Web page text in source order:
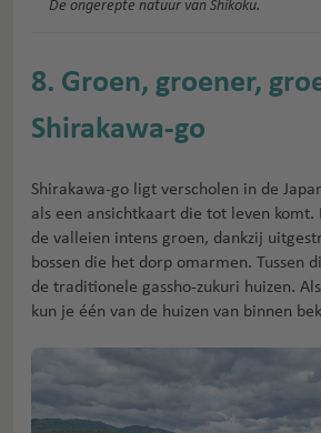
De ongerepte natuur van Shikoku.
8. Groen, groener,
Shirakawa-go
Shirakawa-go ligt verscholen in de
als een ansichtkaart die tot leven komt.
de valleien intens groen, dankzij
bossen die het dorp omarmen. Tussen
de traditionele gassho-zukuri huizen.
kun je één van de huizen van binnen